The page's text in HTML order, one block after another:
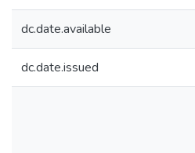
dc.date.available
dc.date.issued